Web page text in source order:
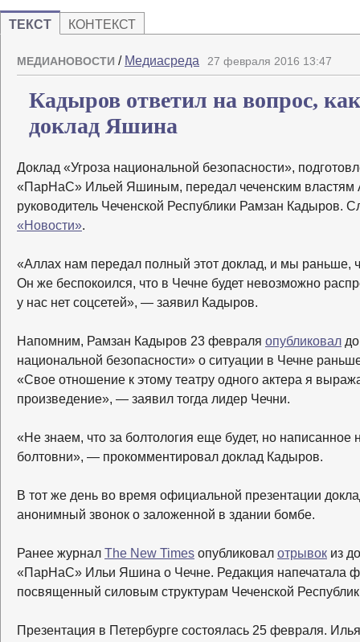
ТЕКСТ КОНТЕКСТ
МЕДИАНОВОСТИ / Медиасреда 27 февраля 2016 13:47
Кадыров ответил на вопрос,
доклад Яшина
Доклад «Угроза национальной безопасности»,
«ПарНаС» Ильей Яшиным, передал чеченским властям
руководитель Чеченской Республики Рамзан Кадыров.
«Новости».
«Аллах нам передал полный этот доклад, и мы раньше,
Он же беспокоился, что в Чечне будет невозможно
у нас нет соцсетей», — заявил Кадыров.
Напомним, Рамзан Кадыров 23 февраля опубликовал
национальной безопасности» о ситуации в Чечне
«Свое отношение к этому театру одного актера я
произведение», — заявил тогда лидер Чечни.
«Не знаем, что за болтология еще будет, но написанное
болтовни», — прокомментировал доклад Кадыров.
В тот же день во время официальной презентации
анонимный звонок о заложенной в здании бомбе.
Ранее журнал The New Times опубликовал отрывок из
«ПарНаС» Ильи Яшина о Чечне. Редакция напечатала
посвященный силовым структурам Чеченской
Презентация в Петербурге состоялась 25 февраля.